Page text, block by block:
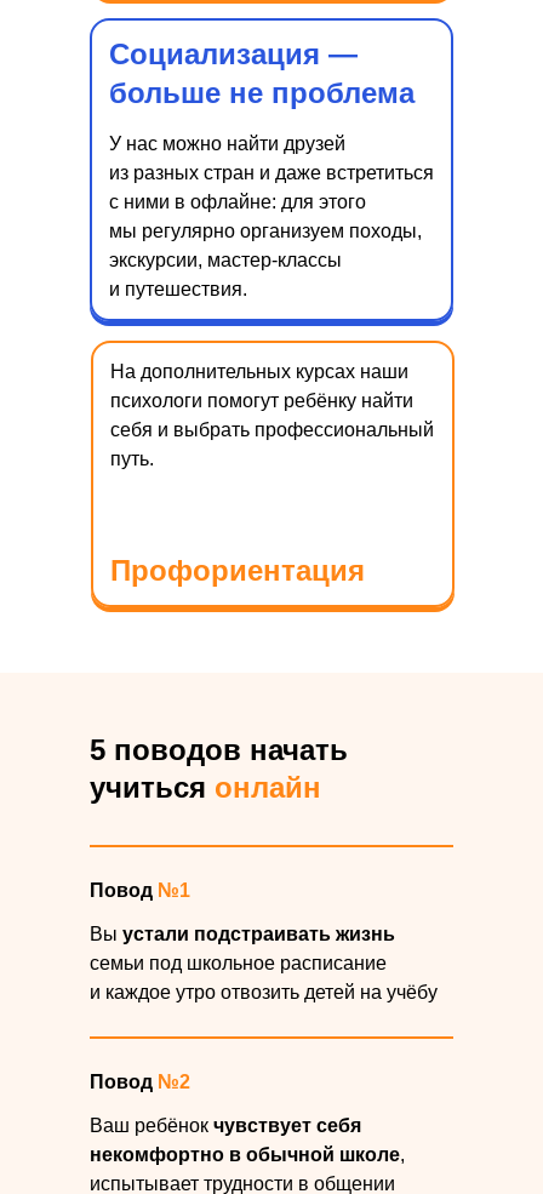
Социализация —
больше не проблема
У нас можно найти друзей
из разных стран и даже встретиться
с ними в офлайне: для этого
мы регулярно организуем походы,
экскурсии, мастер-классы
и путешествия.
Профориентация
На дополнительных курсах наши
психологи помогут ребёнку найти
себя и выбрать профессиональный
путь.
5 поводов начать
учиться онлайн
Преимущества
дистанционного
обучения
Вы устали подстраивать жизнь
семьи под школьное расписание
и каждое утро отвозить детей на учёбу
Повод №1
Ваш ребёнок чувствует себя
некомфортно в обычной школе,
испытывает трудности в общении
Повод №2